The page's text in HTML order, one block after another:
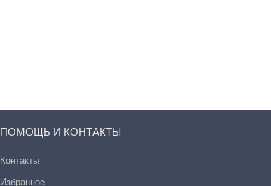
ПОМОЩЬ И КОНТАКТЫ
Контакты
Избранное